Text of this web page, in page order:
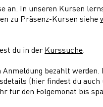
an. In unseren Kursen
zu Präsenz-Kursen siehe
du in der Kurssuche
bezahlt
(hier findest du
für den Folgemonat bis